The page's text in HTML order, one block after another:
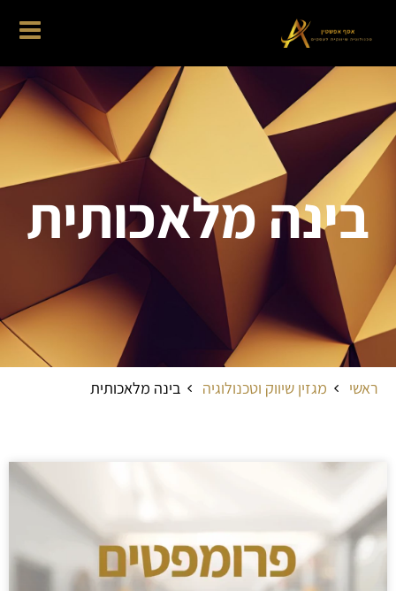
בינה מלאכותית
ראשי מגזין שיווק וטכנולוגיה בינה מלאכותית